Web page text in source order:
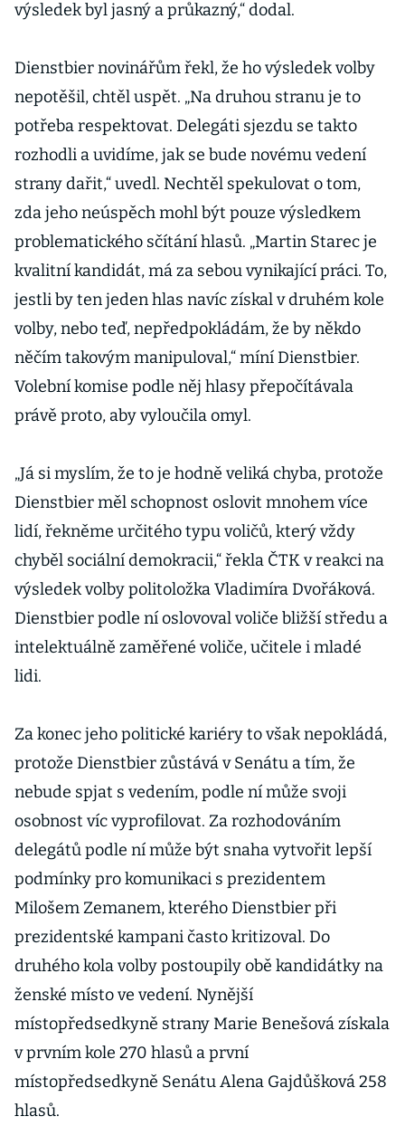
výsledek byl jasný a průkazný,“ dodal.
Dienstbier novinářům řekl, že ho výsledek volby
nepotěšil, chtěl uspět. „Na druhou stranu je to
potřeba respektovat. Delegáti sjezdu se takto
rozhodli a uvidíme, jak se bude novému vedení
strany dařit,“ uvedl. Nechtěl spekulovat o tom,
zda jeho neúspěch mohl být pouze výsledkem
problematického sčítání hlasů. „Martin Starec je
kvalitní kandidát, má za sebou vynikající práci. To,
jestli by ten jeden hlas navíc získal v druhém kole
volby, nebo teď, nepředpokládám, že by někdo
něčím takovým manipuloval,“ míní Dienstbier.
Volební komise podle něj hlasy přepočítávala
právě proto, aby vyloučila omyl.
„Já si myslím, že to je hodně veliká chyba, protože
Dienstbier měl schopnost oslovit mnohem více
lidí, řekněme určitého typu voličů, který vždy
chyběl sociální demokracii,“ řekla ČTK v reakci na
výsledek volby politoložka Vladimíra Dvořáková.
Dienstbier podle ní oslovoval voliče bližší středu a
intelektuálně zaměřené voliče, učitele i mladé
lidi.
Za konec jeho politické kariéry to však nepokládá,
protože Dienstbier zůstává v Senátu a tím, že
nebude spjat s vedením, podle ní může svoji
osobnost víc vyprofilovat. Za rozhodováním
delegátů podle ní může být snaha vytvořit lepší
podmínky pro komunikaci s prezidentem
Milošem Zemanem, kterého Dienstbier při
prezidentské kampani často kritizoval. Do
druhého kola volby postoupily obě kandidátky na
ženské místo ve vedení. Nynější
místopředsedkyně strany Marie Benešová získala
v prvním kole 270 hlasů a první
místopředsedkyně Senátu Alena Gajdůšková 258
hlasů.